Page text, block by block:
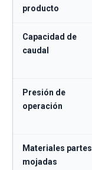
producto
Capacidad de
caudal
Presión de
operación
Materiales partes
mojadas